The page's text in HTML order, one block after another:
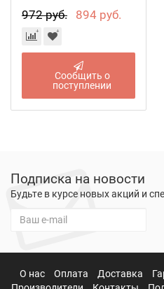
972 руб. 894 руб.
Сообщить о
поступлении
Подписка на новости
Будьте в курсе новых акций и
О нас Оплата Доставка